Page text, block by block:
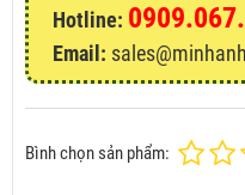
Hotline:
Email:
Bình chọn sản phẩm: